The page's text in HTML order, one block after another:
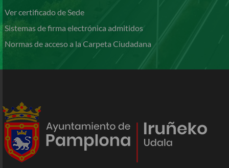
Ver certificado de Sede
Sistemas de firma electrónica admitidos
Normas de acceso a la Carpeta Ciudadana